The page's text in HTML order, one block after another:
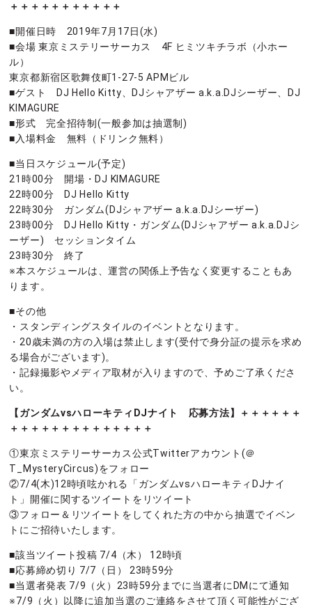
＋＋＋＋＋＋＋＋＋＋＋
■開催日時 2019年7月17日(水)
■会場 東京ミステリーサーカス 4F ヒミツキチラボ（小ホー
ル）
東京都新宿区歌舞伎町1-27-5 APMビル
■ゲスト DJ Hello Kitty、DJシャアザー a.k.a.DJシーザー、DJ
KIMAGURE
■形式 完全招待制(一般参加は抽選制)
■入場料金 無料（ドリンク無料）
■当日スケジュール(予定)
21時00分 開場・DJ KIMAGURE
22時00分 DJ Hello Kitty
22時30分 ガンダム(DJシャアザー a.k.a.DJシーザー)
23時00分 DJ Hello Kitty・ガンダム(DJシャアザー a.k.a.DJシ
ーザー) セッションタイム
23時30分 終了
※本スケジュールは、運営の関係上予告なく変更することもあ
ります。
■その他
・スタンディングスタイルのイベントとなります。
・20歳未満の方の入場は禁止します(受付で身分証の提示を求め
る場合がございます)。
・記録撮影やメディア取材が入りますので、予めご了承くださ
い。
【ガンダムvsハローキティDJナイト 応募方法】＋＋＋＋＋＋
＋＋＋＋＋＋＋＋＋＋＋＋＋＋
①東京ミステリーサーカス公式Twitterアカウント(＠
T_MysteryCircus)をフォロー
②7/4(木)12時頃呟かれる「ガンダムvsハローキティDJナイ
ト」開催に関するツイートをリツイート
③フォロー＆リツイートをしてくれた方の中から抽選でイベン
トにご招待いたします。
■該当ツイート投稿 7/4（木） 12時頃
■応募締め切り 7/7（日） 23時59分
■当選者発表 7/9（火）23時59分までに当選者にDMにて通知
※7/9（火）以降に追加当選のご連絡をさせて頂く可能性がござ